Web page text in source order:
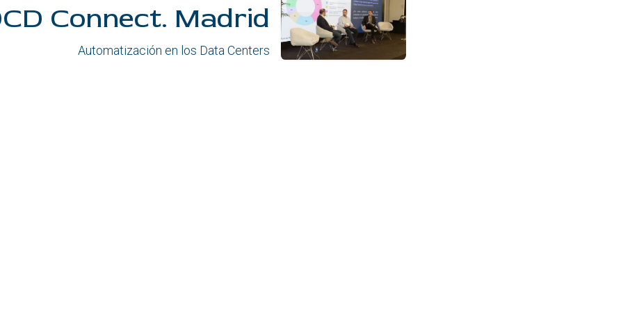
Connect. Madrid
Automatización en los Data Centers